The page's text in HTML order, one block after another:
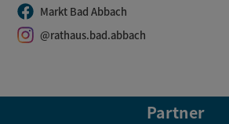
Markt Bad Abbach
@rathaus.bad.abbach
Partner